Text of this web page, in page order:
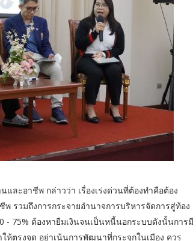
ละอาชีพ กล่าวว่า เรื่องเร่งด่วนที่ต้องทำคือต้อง
รวมถึงการกระจายอำนาจการบริหารจัดการสู่ท้อง
- 75% ต้องหายืมเงินจนเป็นหนี้นอกระบบดังนั้นการมี
ตรงจุด อย่าเน้นการพัฒนาที่กระจุกในเมือง ควร